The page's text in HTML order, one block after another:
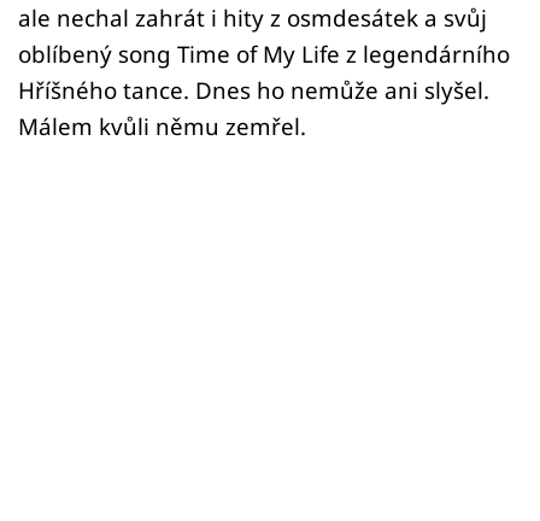
ale nechal zahrát i hity z osmdesátek a svůj
oblíbený song Time of My Life z legendárního
Hříšného tance. Dnes ho nemůže ani slyšel.
Málem kvůli němu zemřel.